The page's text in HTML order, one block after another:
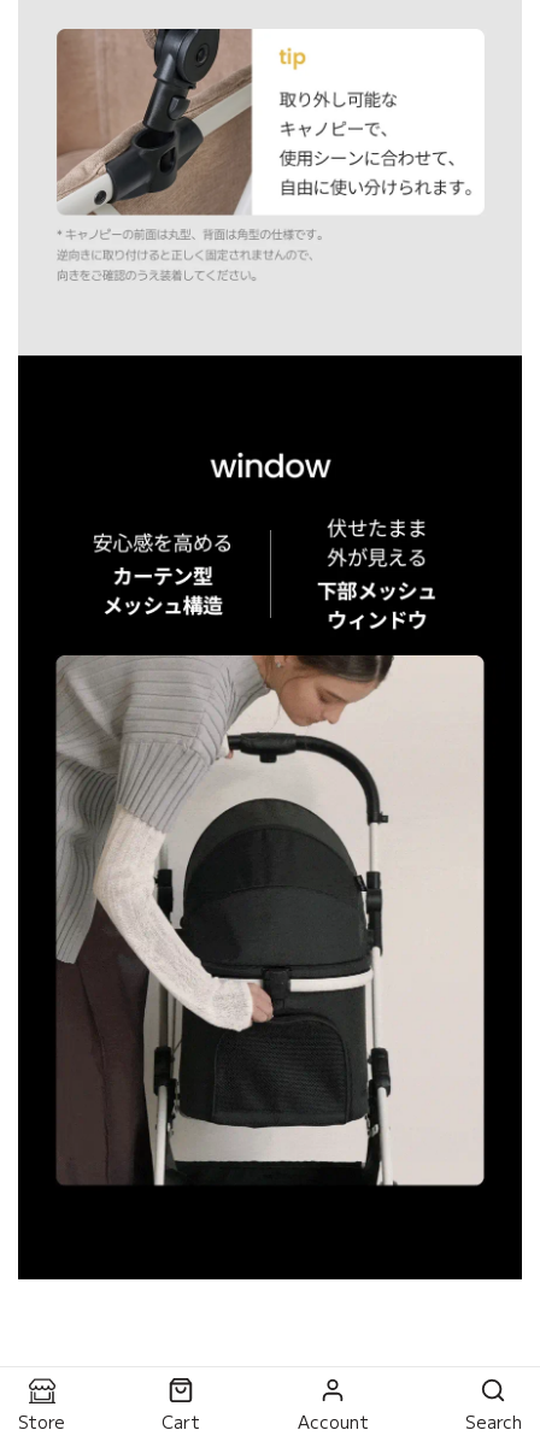
Store Cart Account Search